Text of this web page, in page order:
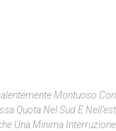
Montuoso Con
Quota Nel Sud E Nell’est
Una Minima Interruzione